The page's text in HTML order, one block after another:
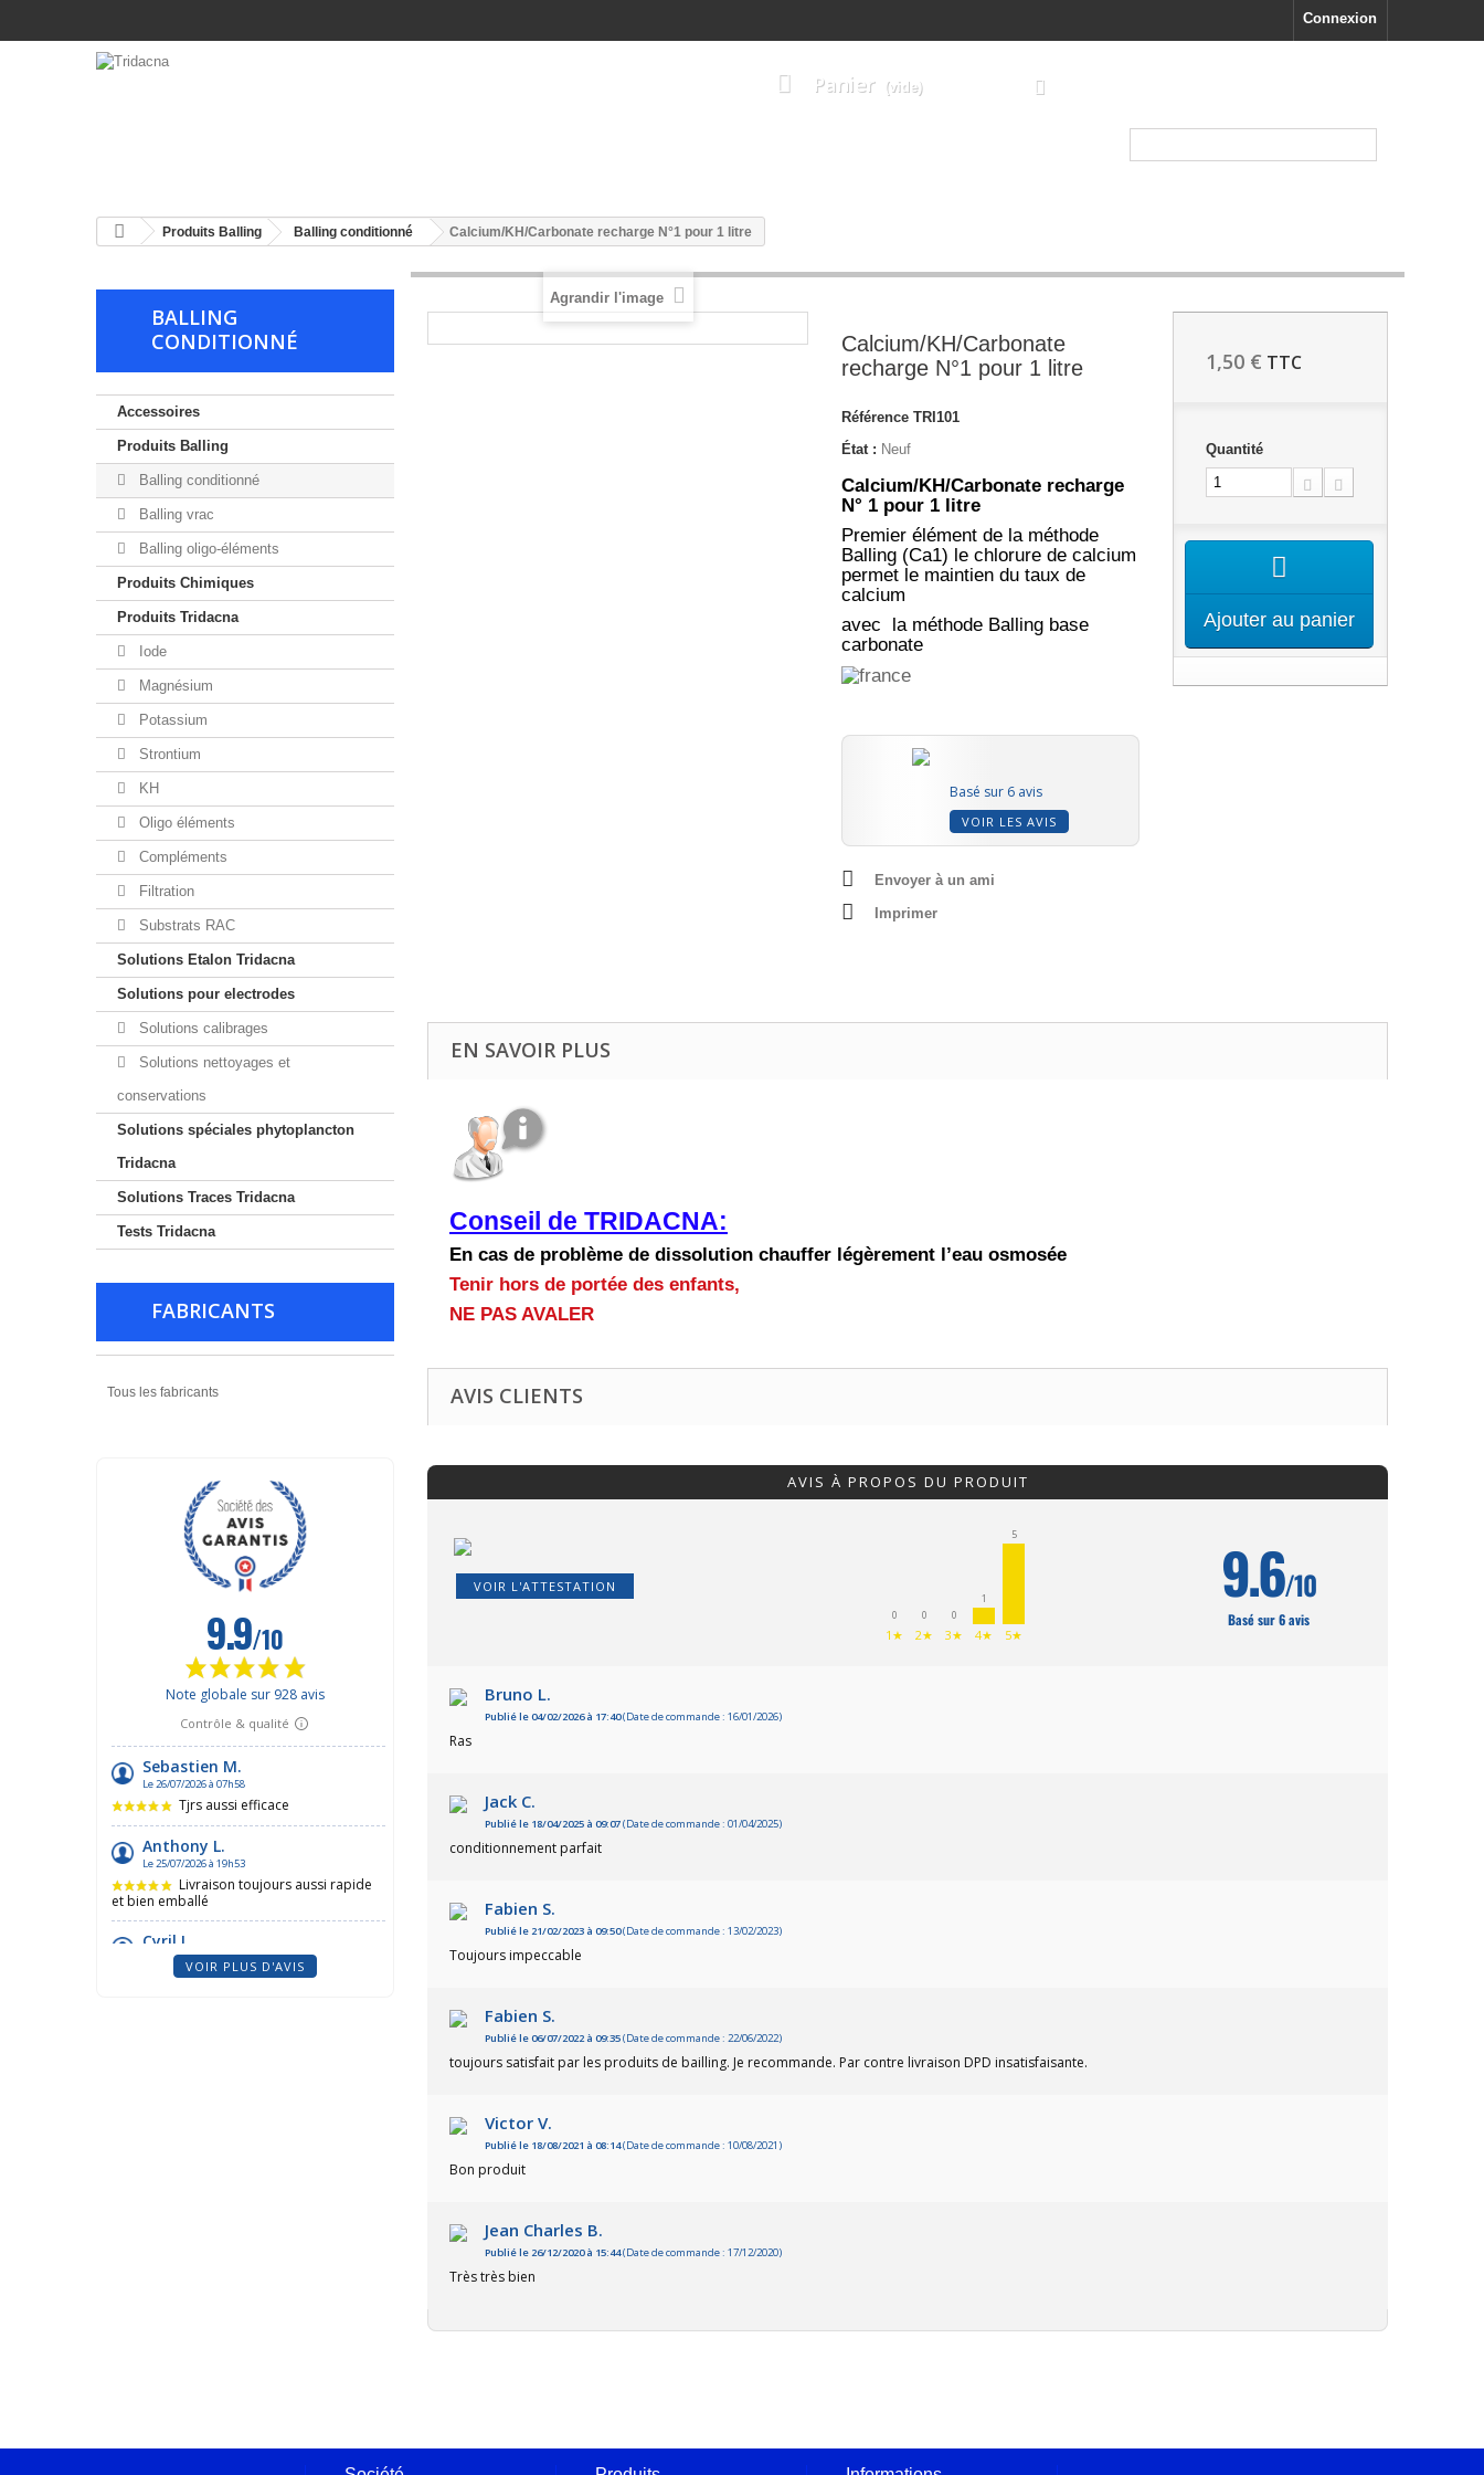
Connexion
Panier (vide)
Produits Balling Balling conditionné Calcium/KH/Carbonate recharge N°1 pour 1 litre
BALLING
CONDITIONNÉ
Accessoires
Produits Balling
Balling conditionné
Balling vrac
Balling oligo-éléments
Produits Chimiques
Produits Tridacna
Iode
Magnésium
Potassium
Strontium
KH
Oligo éléments
Compléments
Filtration
Substrats RAC
Solutions Etalon Tridacna
Solutions pour electrodes
Solutions calibrages
Solutions nettoyages et
conservations
Solutions spéciales phytoplancton
Tridacna
Solutions Traces Tridacna
Tests Tridacna
FABRICANTS
Tous les fabricants
VOIR PLUS D'AVIS
Agrandir l'image
Calcium/KH/Carbonate
recharge N°1 pour 1 litre
Référence TRI101
État : Neuf
Calcium/KH/Carbonate recharge
N° 1 pour 1 litre
Premier élément de la méthode
Balling (Ca1) le chlorure de calcium
permet le maintien du taux de
calcium
avec la méthode Balling base
carbonate
Basé sur 6 avis
VOIR LES AVIS
Envoyer à un ami
Imprimer
1,50 € TTC
Quantité
Ajouter au panier
EN SAVOIR PLUS
Conseil de TRIDACNA:
En cas de problème de dissolution chauffer légèrement l’eau osmosée
Tenir hors de portée des enfants,
NE PAS AVALER
AVIS CLIENTS
AVIS À PROPOS DU PRODUIT
VOIR L'ATTESTATION
0
1★
0
2★
0
3★
1
4★
5
5★
9.6/10
Basé sur 6 avis
Bruno L.
Publié le 04/02/2026 à 17:40(Date de commande : 16/01/2026)
Ras
Jack C.
Publié le 18/04/2025 à 09:07(Date de commande : 01/04/2025)
conditionnement parfait
Fabien S.
Publié le 21/02/2023 à 09:50(Date de commande : 13/02/2023)
Toujours impeccable
Fabien S.
Publié le 06/07/2022 à 09:35(Date de commande : 22/06/2022)
toujours satisfait par les produits de bailling. Je recommande. Par contre livraison DPD insatisfaisante.
Victor V.
Publié le 18/08/2021 à 08:14(Date de commande : 10/08/2021)
Bon produit
Jean Charles B.
Publié le 26/12/2020 à 15:44(Date de commande : 17/12/2020)
Très très bien